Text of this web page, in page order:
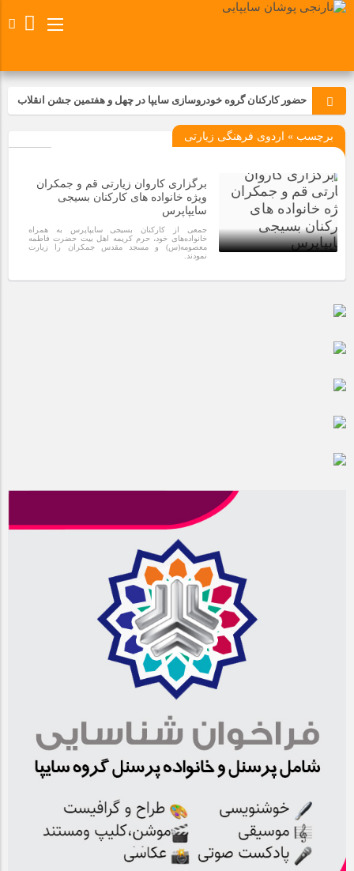
حضور کارکنان گروه خودروسازی سایپا در چهل و هفتمین جشن انقلاب
تجدید بیعت کارکنان شرکت پارس خودرو با آرمان های رهبر کبیر و فقید
مسابقات ورزشی در مگاموتوربا استقبال کارکنان برگزار شد
مراسم عزاداری و ذکرمصیبت سالروز شهادت امام محمدتقی(ع) در
شرکت زامیاد
برچسب » اردوی فرهنگی زیارتی
1 سال قبل
برگزاری کاروان زیارتی قم و جمکران
ویژه خانواده های کارکنان بسیجی
سایپاپرس
جمعی از کارکنان بسیجی سایپاپرس به همراه
خانواده‌های خود، حرم کریمه اهل بیت حضرت فاطمه
معصومه(س) و مسجد مقدس جمکران را زیارت
نمودند.